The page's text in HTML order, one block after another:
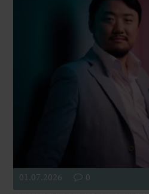
01.07.2026 0